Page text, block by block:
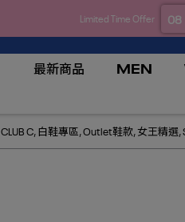
Limited Time Offer 08
最新商品 MEN
CLUB C,白鞋專區,Outlet鞋款,女王精選,